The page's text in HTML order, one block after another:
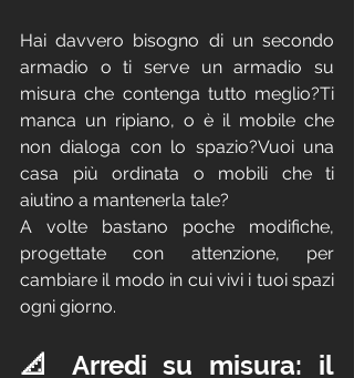
Hai davvero bisogno di un secondo
armadio o ti serve un armadio su
misura che contenga tutto meglio?Ti
manca un ripiano, o è il mobile che
non dialoga con lo spazio?Vuoi una
casa più ordinata o mobili che ti
aiutino a mantenerla tale?
A volte bastano poche modifiche,
progettate con attenzione, per
cambiare il modo in cui vivi i tuoi spazi
ogni giorno.
📐 Arredi su misura: il